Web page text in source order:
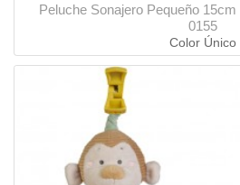
Peluche Sonajero Pequeño
0155
Color Único